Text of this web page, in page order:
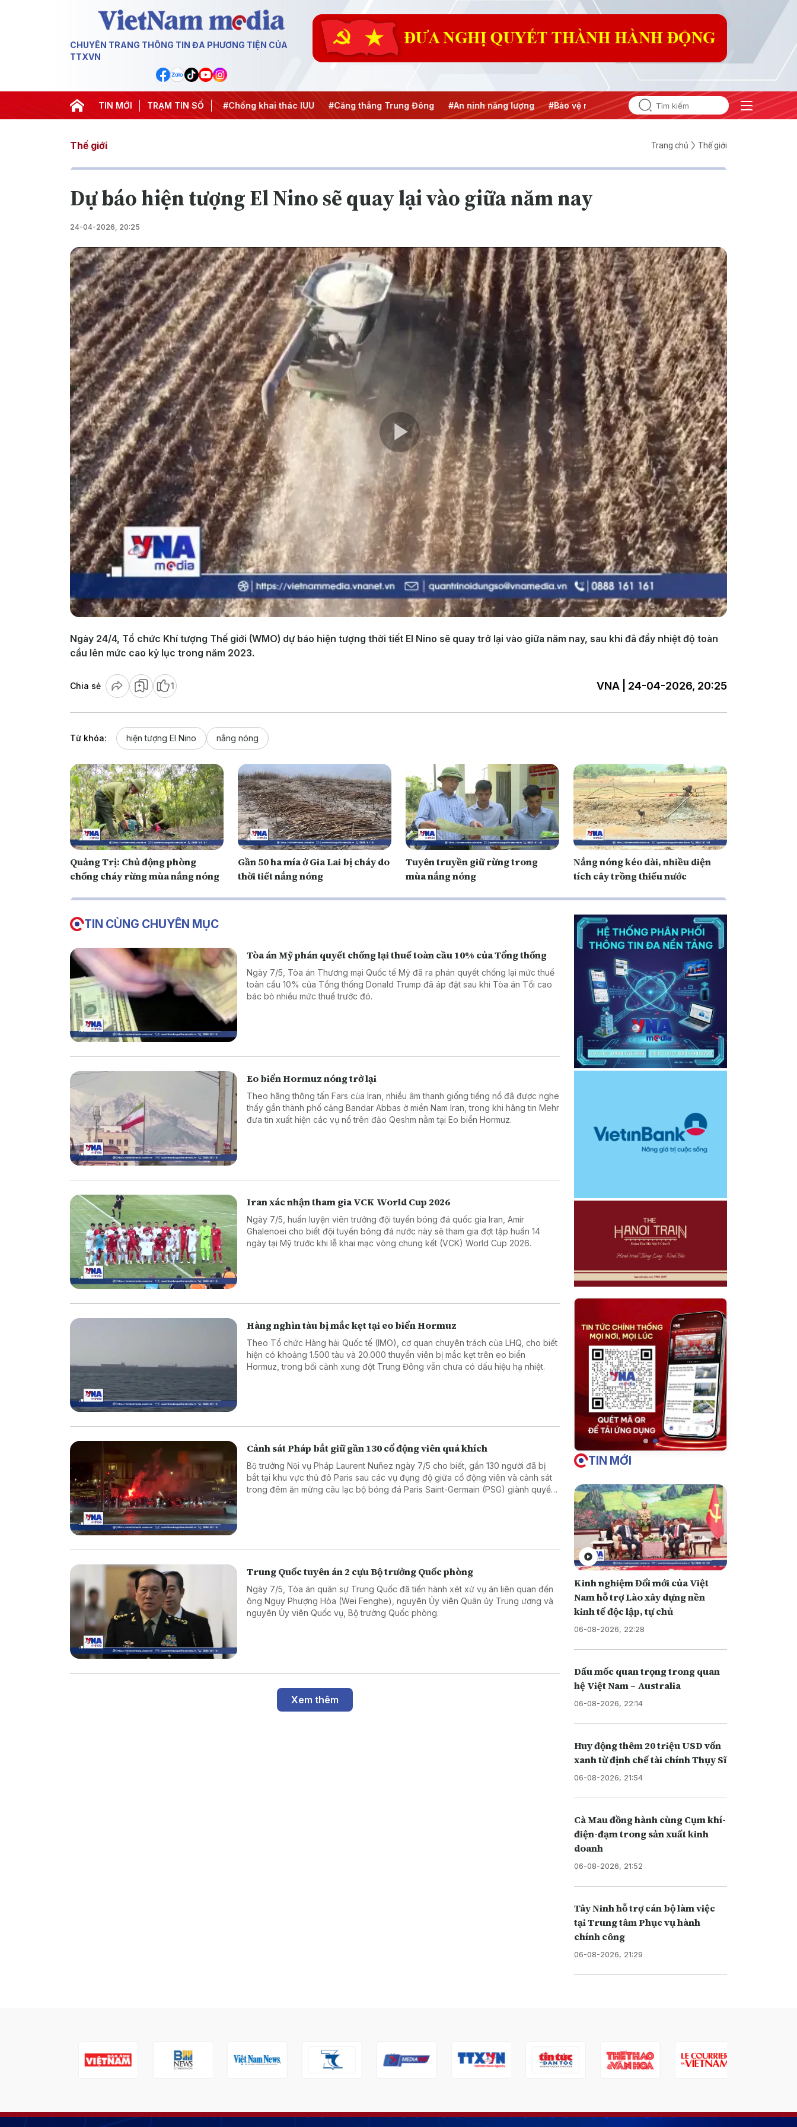
CHUYÊN TRANG THÔNG TIN ĐA PHƯƠNG TIỆN CỦA
TTXVN
TIN MỚI TRẠM TIN SỐ
hành động #Chiến dịch 500 ngày đêm #Chống khai thác IUU #Căng thẳng Trung Đông #An ninh năng lượng #Bảo vệ nền tảng tư tưởng của Đảng #Hội nghị Trung
Thế giới Trang chủ Thế giới
Dự báo hiện tượng El Nino sẽ quay lại vào giữa năm nay
24-04-2026, 20:25
Play
Video
Ngày 24/4, Tổ chức Khí tượng Thế giới (WMO) dự báo hiện tượng thời tiết El Nino sẽ quay trở lại vào giữa năm nay, sau khi đã đẩy nhiệt độ toàn
cầu lên mức cao kỷ lục trong năm 2023.
Chia sẻ 1 VNA | 24-04-2026, 20:25
Từ khóa: hiện tượng El Nino nắng nóng
Quảng Trị: Chủ động phòng
chống cháy rừng mùa nắng nóng
G ần 50 ha mía ở Gia Lai bị cháy do
thời tiết nắng nóng
Tuyên truyền giữ rừng trong
mùa nắng nóng
Nắng nóng kéo dài, nhiều diện
tích cây trồng thiếu nước
TIN CÙNG CHUYÊN MỤC
Tòa án Mỹ phán quyết chống lại thuế toàn cầu 10% của Tổng thống
Ngày 7/5, Tòa án Thương mại Quốc tế Mỹ đã ra phán quyết chống lại mức thuế
toàn cầu 10% của Tổng thống Donald Trump đã áp đặt sau khi Tòa án Tối cao
bác bỏ nhiều mức thuế trước đó.
Eo biển Hormuz nóng trở lại
Theo hãng thông tấn Fars của Iran, nhiều âm thanh giống tiếng nổ đã được nghe
thấy gần thành phố cảng Bandar Abbas ở miền Nam Iran, trong khi hãng tin Mehr
đưa tin xuất hiện các vụ nổ trên đảo Qeshm nằm tại Eo biển Hormuz.
Iran xác nhận tham gia VCK World Cup 2026
Ngày 7/5, huấn luyện viên trưởng đội tuyển bóng đá quốc gia Iran, Amir
Ghalenoei cho biết đội tuyển bóng đá nước này sẽ tham gia đợt tập huấn 14
ngày tại Mỹ trước khi lễ khai mạc vòng chung kết (VCK) World Cup 2026.
Hàng nghìn tàu bị mắc kẹt tại eo biển Hormuz
Theo Tổ chức Hàng hải Quốc tế (IMO), cơ quan chuyên trách của LHQ, cho biết
hiện có khoảng 1.500 tàu và 20.000 thuyền viên bị mắc kẹt trên eo biển
Hormuz, trong bối cảnh xung đột Trung Đông vẫn chưa có dấu hiệu hạ nhiệt.
Cảnh sát Pháp bắt giữ gần 130 cổ động viên quá khích
Bộ trưởng Nội vụ Pháp Laurent Nuñez ngày 7/5 cho biết, gần 130 người đã bị
bắt tại khu vực thủ đô Paris sau các vụ đụng độ giữa cổ động viên và cảnh sát
trong đêm ăn mừng câu lạc bộ bóng đá Paris Saint-Germain (PSG) giành quyền
Trung Quốc tuyên án 2 cựu Bộ trưởng Quốc phòng
Ngày 7/5, Tòa án quân sự Trung Quốc đã tiến hành xét xử vụ án liên quan đến
ông Ngụy Phượng Hòa (Wei Fenghe), nguyên Ủy viên Quân ủy Trung ương và
nguyên Ủy viên Quốc vụ, Bộ trưởng Quốc phòng.
Xem thêm
TIN MỚI
Kinh nghiệm Đổi mới của Việt
Nam hỗ trợ Lào xây dựng nền
kinh tế độc lập, tự chủ
06-08-2026, 22:28
Dấu mốc quan trọng trong quan
hệ Việt Nam – Australia
06-08-2026, 22:14
Huy động thêm 20 triệu USD vốn
xanh từ định chế tài chính Thụy Sĩ
06-08-2026, 21:54
Cà Mau đồng hành cùng Cụm khí-
điện-đạm trong sản xuất kinh
doanh
06-08-2026, 21:52
Tây Ninh hỗ trợ cán bộ làm việc
tại Trung tâm Phục vụ hành
chính công
06-08-2026, 21:29